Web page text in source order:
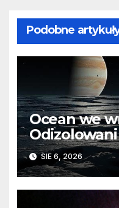
Podobne
Ocean we
barierę
SIE 6, 2026